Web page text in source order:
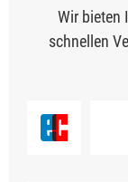
Wir bieten
schnellen